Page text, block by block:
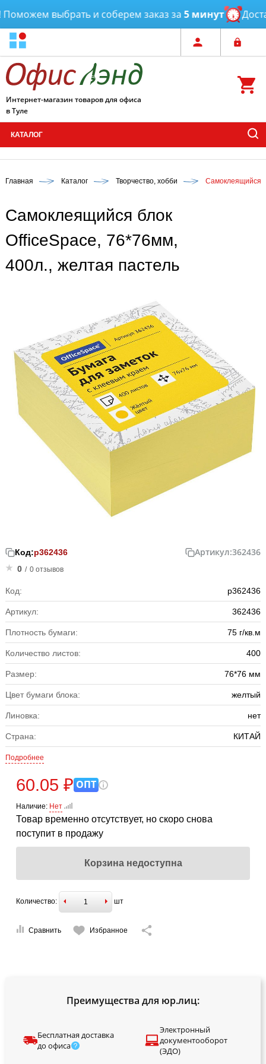
выбрать и соберем заказ за 5 минут
Интернет-магазин товаров для офиса
в Туле
КАТАЛОГ
Главная Каталог Творчество, хобби Самоклеящийся
Самоклеящийся блок
OfficeSpace, 76*76мм,
400л., желтая пастель
Код:р362436 Артикул:362436
0 / 0 отзывов
Код: р362436
Артикул: 362436
Плотность бумаги: 75 г/кв.м
Количество листов: 400
Размер: 76*76 мм
Цвет бумаги блока: желтый
Линовка: нет
Страна: КИТАЙ
Подробнее
60.05 ₽ ОПТ
Наличие: Нет
Товар временно отсутствует, но скоро снова
поступит в продажу
Корзина недоступна
Количество: шт
Сравнить Избранное
Преимущества для юр.лиц:
Бесплатная доставка
до офиса
Электронный
документооборот
(ЭДО)